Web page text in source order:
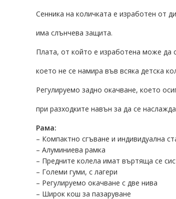
Сенника на количката е изработен от
има слънчева защита.
Плата, от който е изработена може да
което не се намира във всяка детска
Регулируемо задно окачване, което
при разходките навън за да се
Рама:
– Компактно сгъване и индивидуална
– Алуминиева рамка
– Предните колела имат въртяща се
– Големи гуми, с лагери
– Регулируемо окачване с две нива
– Широк кош за пазаруване